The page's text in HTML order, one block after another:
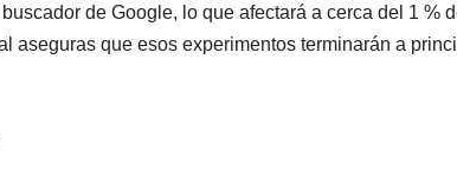
de Google, lo que afectará a cerca del 1 %
aseguras que esos experimentos terminarán a